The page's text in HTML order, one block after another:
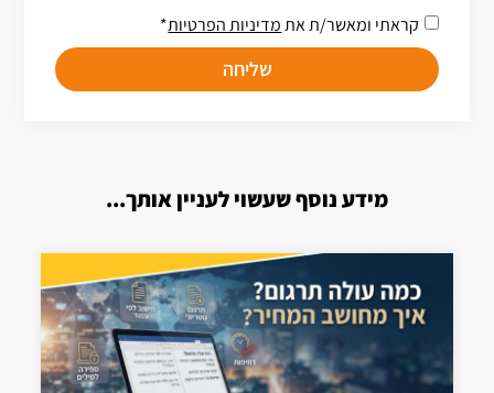
קראתי ומאשר/ת אתמדיניות הפרטיות*
שליחה
מידע נוסף שעשוי לעניין אותך...